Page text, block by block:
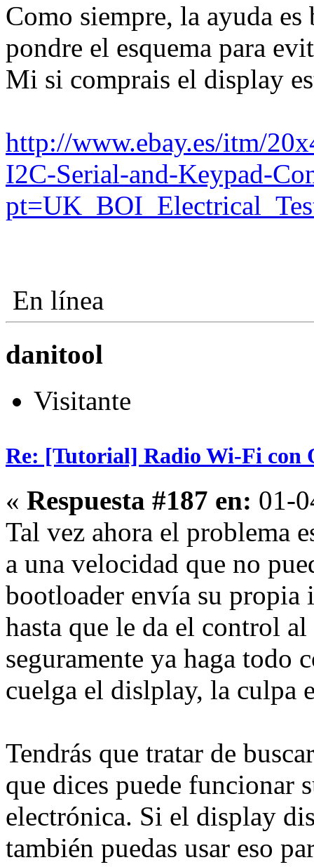
Como siempre, la ayuda
pondre el esquema para
Mi si comprais el display
http://www.ebay.es/itm/
I2C-Serial-and-Keypad-
En línea
danitool
Visitante
Re: [Tutorial] Radio Wi-Fi con
« Respuesta #187 en: 01-
Tal vez ahora el problema
a una velocidad que no
bootloader envía su
hasta que le da el control
seguramente ya haga todo
cuelga el dislplay, la culpa
Tendrás que tratar de
que dices puede funcionar
electrónica. Si el display
también puedas usar eso